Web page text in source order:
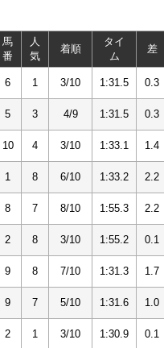
馬
番
人
気
着順
タイ
ム
差
6 1 3/10 1:31.5 0.3
5 3 4/9 1:31.5 0.3
10 4 3/10 1:33.1 1.4
1 8 6/10 1:33.2 2.2
8 7 8/10 1:55.3 2.2
2 8 3/10 1:55.2 0.1
9 8 7/10 1:31.3 1.7
9 7 5/10 1:31.6 1.0
2 1 3/10 1:30.9 0.1